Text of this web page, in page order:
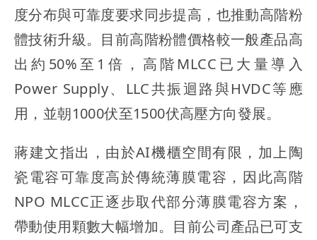
度分布與可靠度要求同步提高，也推動高階粉
體技術升級。目前高階粉體價格較一般產品高
出約50%至1倍，高階MLCC已大量導入
Power Supply、LLC共振迴路與HVDC等應
用，並朝1000伏至1500伏高壓方向發展。
蔣建文指出，由於AI機櫃空間有限，加上陶
瓷電容可靠度高於傳統薄膜電容，因此高階
NPO MLCC正逐步取代部分薄膜電容方案，
帶動使用顆數大幅增加。目前公司產品已可支